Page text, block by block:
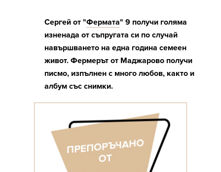
Сергей от "Фермата" 9 получи голяма
изненада от съпругата си по случай
навършването на една година семеен
живот. Фермерът от Маджарово получи
писмо, изпълнен с много любов, както и
албум със снимки.